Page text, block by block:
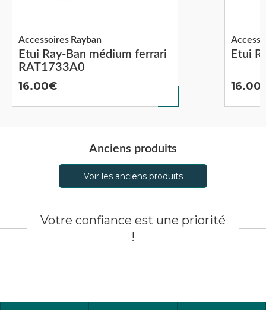
Etui Ray-Ban médium ferrari
RAT1733A0
Accessoires Rayban
16.00
Etui
16.00
Anciens produits
Voir les anciens produits
Votre confiance est une priorité
!